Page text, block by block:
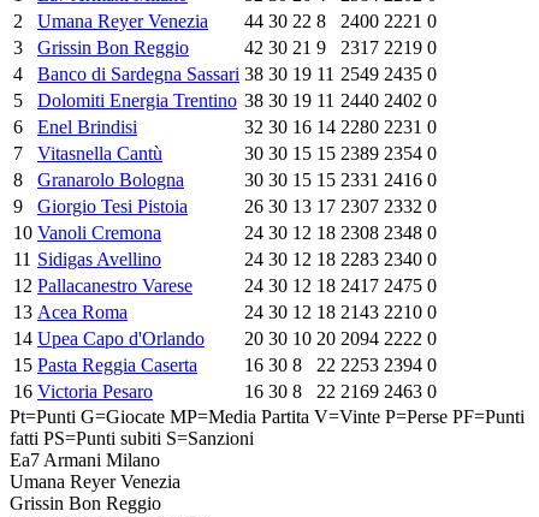
2
Umana Reyer Venezia 44 30 22 8 2400 2221 0
3
Grissin Bon Reggio 42 30 21 9 2317 2219 0
4
Banco di Sardegna Sassari 38 30 19 11 2549 2435 0
5
Dolomiti Energia Trentino 38 30 19 11 2440 2402 0
6
Enel Brindisi 32 30 16 14 2280 2231 0
7
Vitasnella Cantù 30 30 15 15 2389 2354 0
8
Granarolo Bologna 30 30 15 15 2331 2416 0
9
Giorgio Tesi Pistoia 26 30 13 17 2307 2332 0
10 Vanoli Cremona 24 30 12 18 2308 2348 0
11 Sidigas Avellino 24 30 12 18 2283 2340 0
12 Pallacanestro Varese 24 30 12 18 2417 2475 0
13 Acea Roma 24 30 12 18 2143 2210 0
14 Upea Capo d'Orlando 20 30 10 20 2094 2222 0
15 Pasta Reggia Caserta 16 30 8 22 2253 2394 0
16 Victoria Pesaro 16 30 8 22 2169 2463 0
Pt=Punti G=Giocate MP=Media Partita V=Vinte P=Perse PF=Punti
fatti PS=Punti subiti S=Sanzioni
Ea7 Armani Milano
Umana Reyer Venezia
Grissin Bon Reggio